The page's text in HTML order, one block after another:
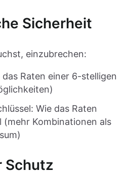
Sicherheit
einzubrechen:
das Raten einer 6-stelligen
Wie das Raten
(mehr Kombinationen als
Schutz